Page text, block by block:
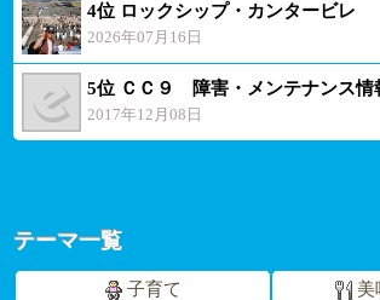
4位 ロックシップ・カンタービレ
2026年07月16日
5位 ＣＣ９ 障害・メンテナンス情
2017年12月08日
テーマ一覧
子育て 美